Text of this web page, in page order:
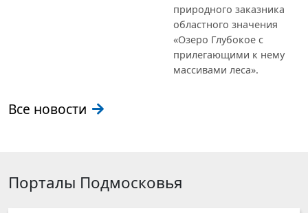
природного заказника
областного значения
«Озеро Глубокое с
прилегающими к нему
массивами леса».
Все новости
Порталы Подмосковья